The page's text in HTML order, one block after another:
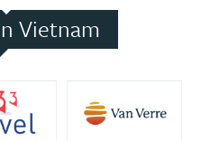
Vietnam